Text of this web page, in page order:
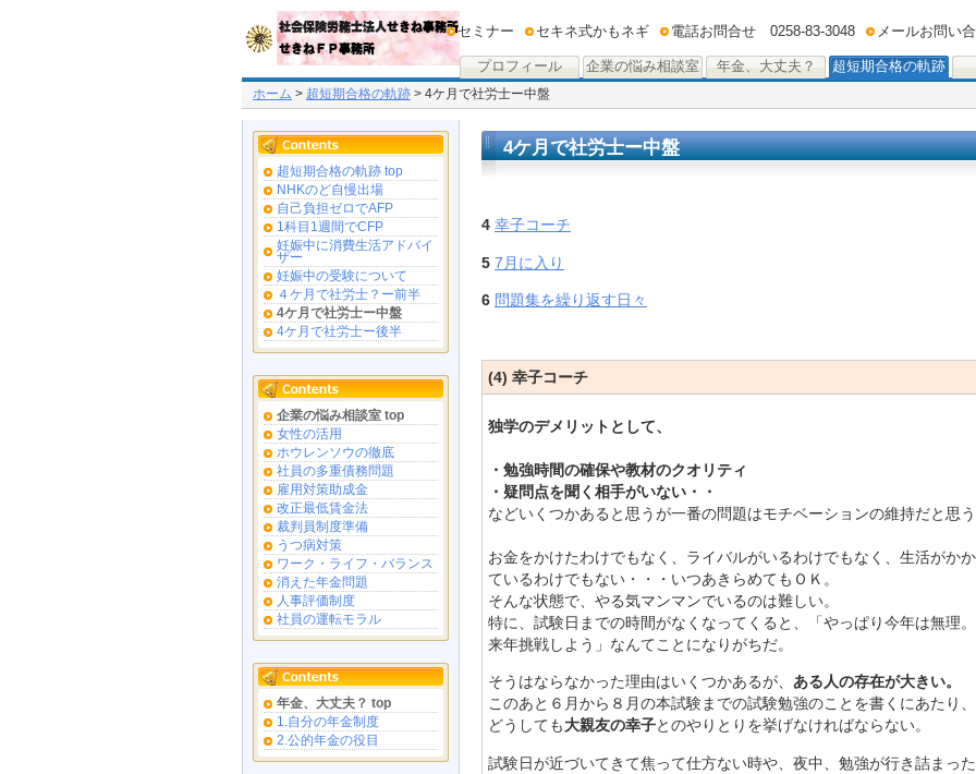
プロフィール 企業の悩み相談室 年金、大丈夫？ 超短期合格の軌跡
セミナー セキネ式かもネギ 電話お問合せ 0258-83-3048 メールお問い
ホーム > 超短期合格の軌跡 > 4ケ月で社労士ー中盤
超短期合格の軌跡 top
NHKのど自慢出場
自己負担ゼロでAFP
1科目1週間でCFP
妊娠中に消費生活アドバイ
ザー
妊娠中の受験について
４ケ月で社労士？ー前半
4ケ月で社労士ー中盤
4ケ月で社労士ー後半
企業の悩み相談室 top
女性の活用
ホウレンソウの徹底
社員の多重債務問題
雇用対策助成金
改正最低賃金法
裁判員制度準備
うつ病対策
ワーク・ライフ・バランス
消えた年金問題
人事評価制度
社員の運転モラル
年金、大丈夫？ top
1.自分の年金制度
2.公的年金の役目
4ケ月で社労士ー中盤
4 幸子コーチ
5 7月に入り
6 問題集を繰り返す日々
(4) 幸子コーチ
独学のデメリットとして、
・勉強時間の確保や教材のクオリティ
・疑問点を聞く相手がいない・・
などいくつかあると思うが一番の問題はモチベーションの維持だと思う
お金をかけたわけでもなく、ライバルがいるわけでもなく、生活がか
ているわけでもない・・・いつあきらめてもＯＫ。
そんな状態で、やる気マンマンでいるのは難しい。
特に、試験日までの時間がなくなってくると、「やっぱり今年は無理。
来年挑戦しよう」なんてことになりがちだ。
そうはならなかった理由はいくつかあるが、 ある人の存在が大きい。
このあと６月から８月の本試験までの試験勉強のことを書くにあたり、
どうしても大親友の幸子とのやりとりを挙げなければならない。
試験日が近づいてきて焦って仕方ない時や、夜中、勉強が行き詰まった